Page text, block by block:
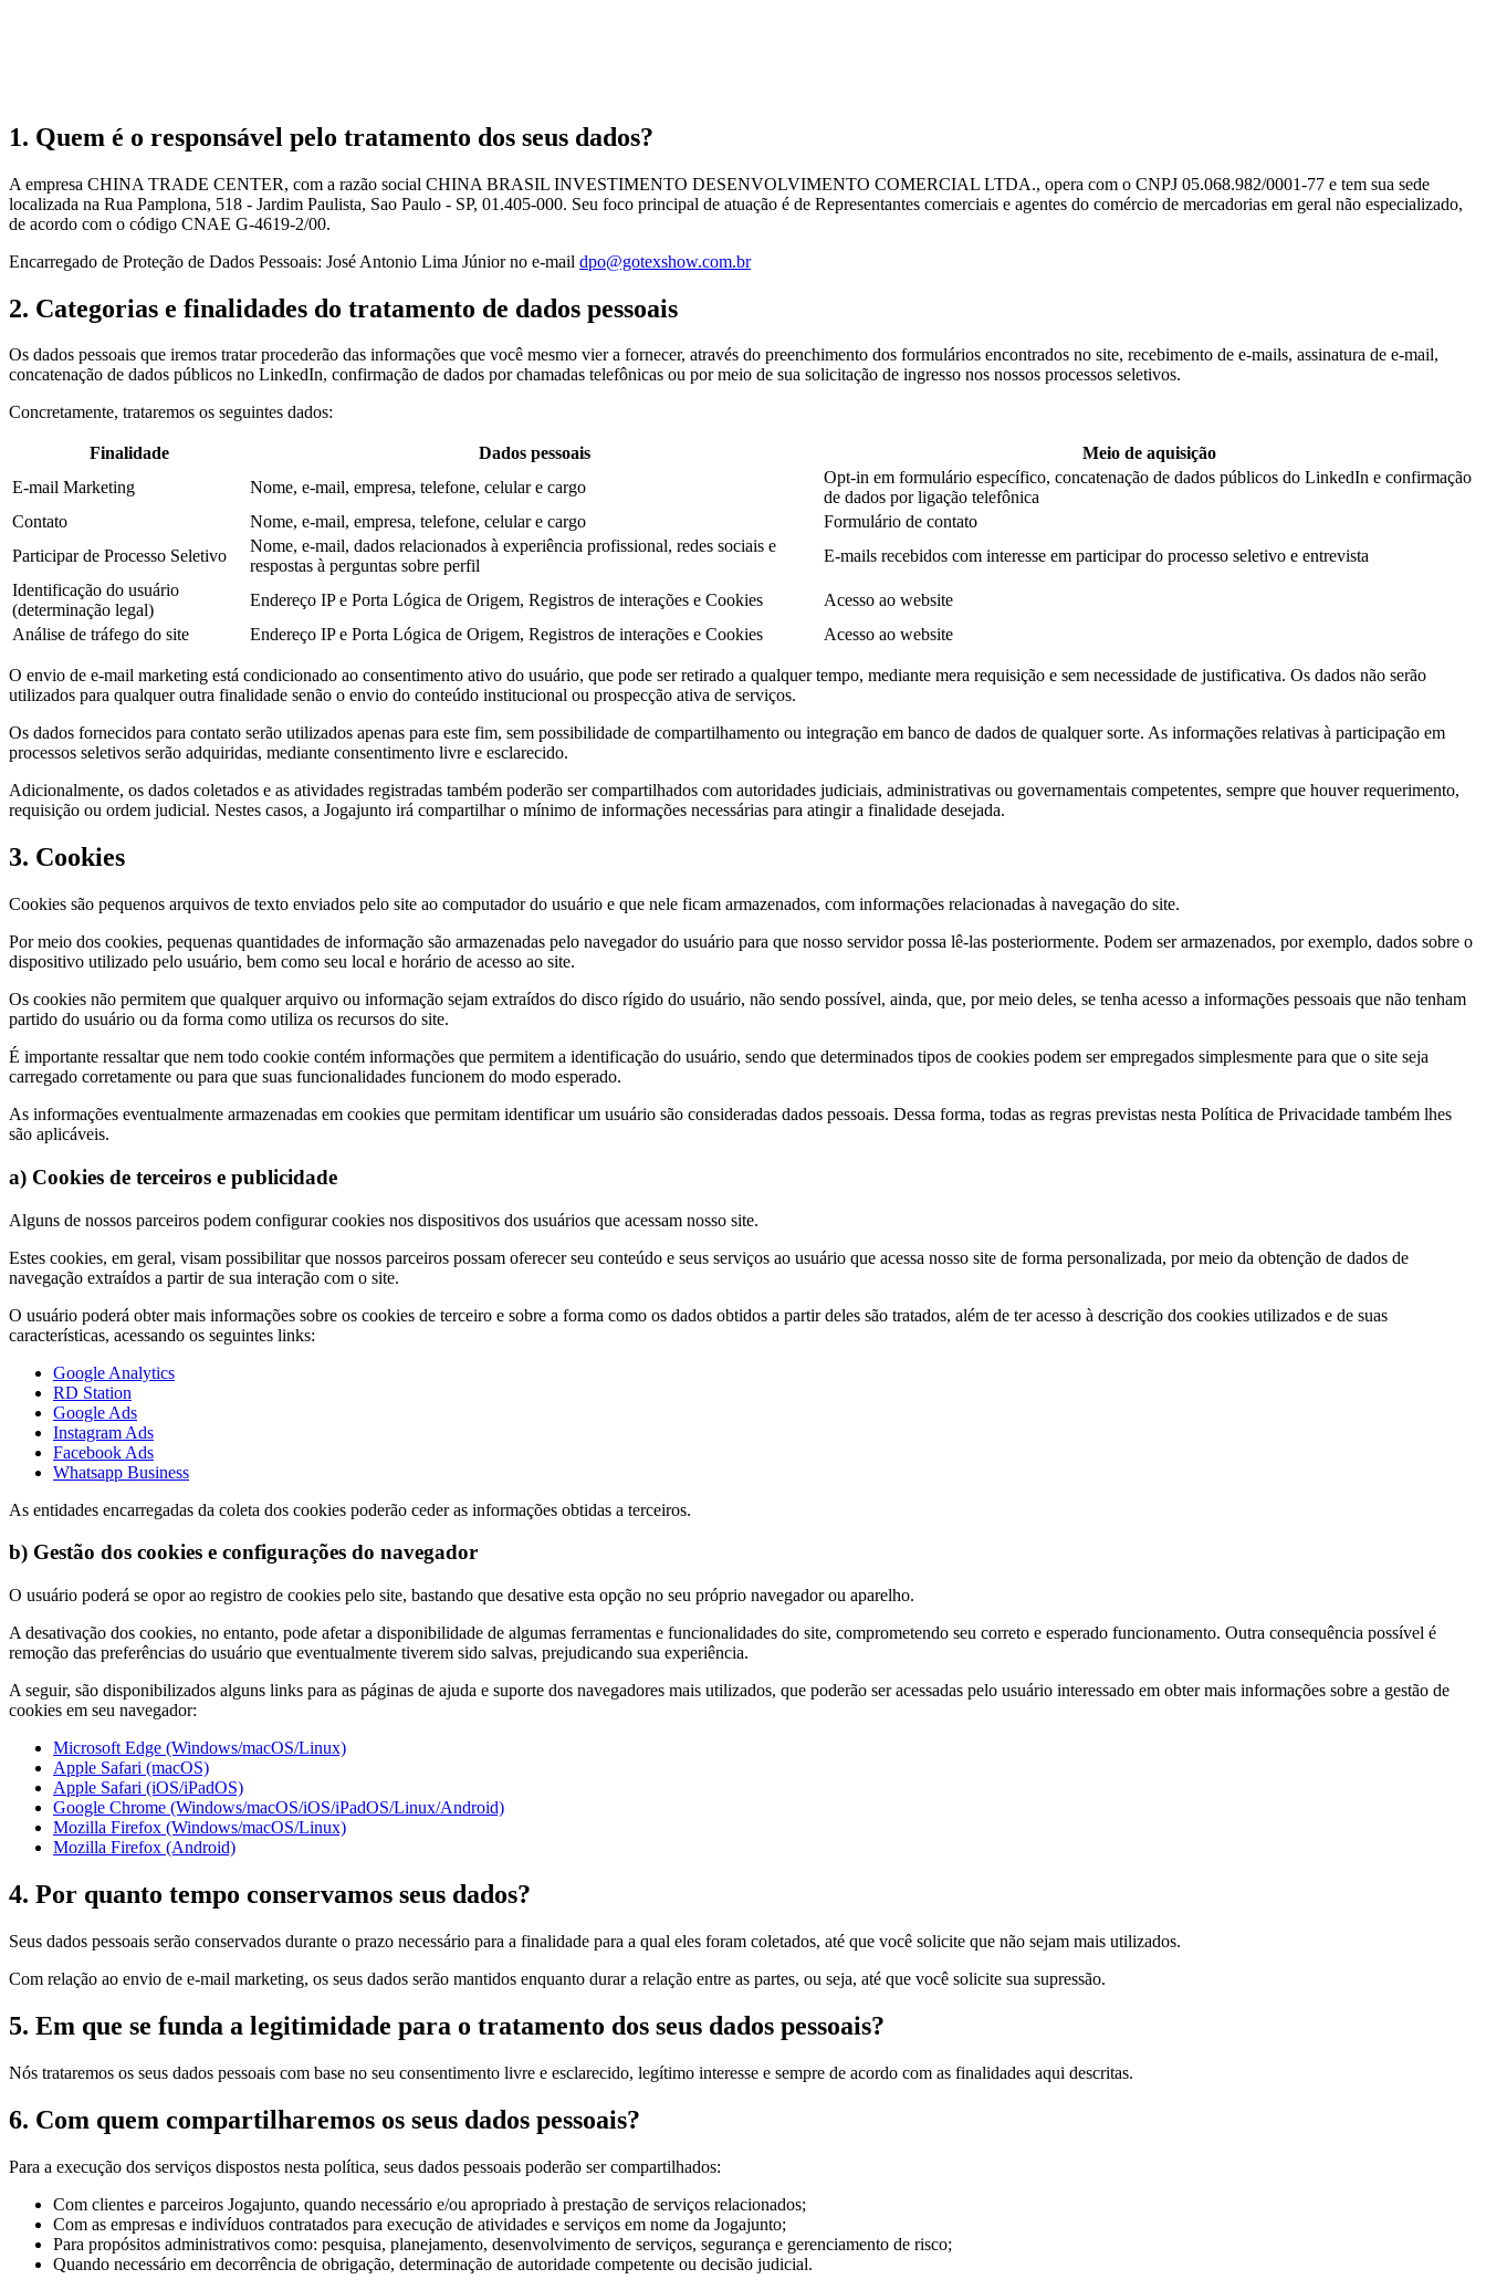
1. Quem é o responsável pelo tratamento dos seus dados?
A empresa CHINA TRADE CENTER, com a razão social CHINA BRASIL INVESTIMENTO DESENVOLVIMENTO COMERCIAL LTDA., opera com o CNPJ 05.068.982/0001-77 e tem sua sede
localizada na Rua Pamplona, 518 - Jardim Paulista, Sao Paulo - SP, 01.405-000. Seu foco principal de atuação é de Representantes comerciais e agentes do comércio de mercadorias em geral não especializado,
de acordo com o código CNAE G-4619-2/00.
Encarregado de Proteção de Dados Pessoais: José Antonio Lima Júnior no e-mail dpo@gotexshow.com.br
2. Categorias e finalidades do tratamento de dados pessoais
Os dados pessoais que iremos tratar procederão das informações que você mesmo vier a fornecer, através do preenchimento dos formulários encontrados no site, recebimento de e-mails, assinatura de e-mail,
concatenação de dados públicos no LinkedIn, confirmação de dados por chamadas telefônicas ou por meio de sua solicitação de ingresso nos nossos processos seletivos.
Concretamente, trataremos os seguintes dados:
Finalidade Dados pessoais
Meio de aquisição
E-mail Marketing
Nome, e-mail, empresa, telefone, celular e cargo
Opt-in em formulário específico, concatenação de dados públicos do LinkedIn e confirmação
de dados por ligação telefônica
Contato
Nome, e-mail, empresa, telefone, celular e cargo
Formulário de contato
Participar de Processo Seletivo
Nome, e-mail, dados relacionados à experiência profissional, redes sociais e
respostas à perguntas sobre perfil
E-mails recebidos com interesse em participar do processo seletivo e entrevista
Identificação do usuário
(determinação legal)
Endereço IP e Porta Lógica de Origem, Registros de interações e Cookies
Acesso ao website
Análise de tráfego do site
Endereço IP e Porta Lógica de Origem, Registros de interações e Cookies Acesso ao website
O envio de e-mail marketing está condicionado ao consentimento ativo do usuário, que pode ser retirado a qualquer tempo, mediante mera requisição e sem necessidade de justificativa. Os dados não serão
utilizados para qualquer outra finalidade senão o envio do conteúdo institucional ou prospecção ativa de serviços.
Os dados fornecidos para contato serão utilizados apenas para este fim, sem possibilidade de compartilhamento ou integração em banco de dados de qualquer sorte. As informações relativas à participação em
processos seletivos serão adquiridas, mediante consentimento livre e esclarecido.
Adicionalmente, os dados coletados e as atividades registradas também poderão ser compartilhados com autoridades judiciais, administrativas ou governamentais competentes, sempre que houver requerimento,
requisição ou ordem judicial. Nestes casos, a Jogajunto irá compartilhar o mínimo de informações necessárias para atingir a finalidade desejada.
3. Cookies
Cookies são pequenos arquivos de texto enviados pelo site ao computador do usuário e que nele ficam armazenados, com informações relacionadas à navegação do site.
Por meio dos cookies, pequenas quantidades de informação são armazenadas pelo navegador do usuário para que nosso servidor possa lê-las posteriormente. Podem ser armazenados, por exemplo, dados sobre o
dispositivo utilizado pelo usuário, bem como seu local e horário de acesso ao site.
Os cookies não permitem que qualquer arquivo ou informação sejam extraídos do disco rígido do usuário, não sendo possível, ainda, que, por meio deles, se tenha acesso a informações pessoais que não tenham
partido do usuário ou da forma como utiliza os recursos do site.
É importante ressaltar que nem todo cookie contém informações que permitem a identificação do usuário, sendo que determinados tipos de cookies podem ser empregados simplesmente para que o site seja
carregado corretamente ou para que suas funcionalidades funcionem do modo esperado.
As informações eventualmente armazenadas em cookies que permitam identificar um usuário são consideradas dados pessoais. Dessa forma, todas as regras previstas nesta Política de Privacidade também lhes
são aplicáveis.
a) Cookies de terceiros e publicidade
Alguns de nossos parceiros podem configurar cookies nos dispositivos dos usuários que acessam nosso site.
Estes cookies, em geral, visam possibilitar que nossos parceiros possam oferecer seu conteúdo e seus serviços ao usuário que acessa nosso site de forma personalizada, por meio da obtenção de dados de
navegação extraídos a partir de sua interação com o site.
O usuário poderá obter mais informações sobre os cookies de terceiro e sobre a forma como os dados obtidos a partir deles são tratados, além de ter acesso à descrição dos cookies utilizados e de suas
características, acessando os seguintes links:
Google Analytics
RD Station
Google Ads
Instagram Ads
Facebook Ads
Whatsapp Business
As entidades encarregadas da coleta dos cookies poderão ceder as informações obtidas a terceiros.
b) Gestão dos cookies e configurações do navegador
O usuário poderá se opor ao registro de cookies pelo site, bastando que desative esta opção no seu próprio navegador ou aparelho.
A desativação dos cookies, no entanto, pode afetar a disponibilidade de algumas ferramentas e funcionalidades do site, comprometendo seu correto e esperado funcionamento. Outra consequência possível é
remoção das preferências do usuário que eventualmente tiverem sido salvas, prejudicando sua experiência.
A seguir, são disponibilizados alguns links para as páginas de ajuda e suporte dos navegadores mais utilizados, que poderão ser acessadas pelo usuário interessado em obter mais informações sobre a gestão de
cookies em seu navegador:
Microsoft Edge (Windows/macOS/Linux)
Apple Safari (macOS)
Apple Safari (iOS/iPadOS)
Google Chrome (Windows/macOS/iOS/iPadOS/Linux/Android)
Mozilla Firefox (Windows/macOS/Linux)
Mozilla Firefox (Android)
4. Por quanto tempo conservamos seus dados?
Seus dados pessoais serão conservados durante o prazo necessário para a finalidade para a qual eles foram coletados, até que você solicite que não sejam mais utilizados.
Com relação ao envio de e-mail marketing, os seus dados serão mantidos enquanto durar a relação entre as partes, ou seja, até que você solicite sua supressão.
5. Em que se funda a legitimidade para o tratamento dos seus dados pessoais?
Nós trataremos os seus dados pessoais com base no seu consentimento livre e esclarecido, legítimo interesse e sempre de acordo com as finalidades aqui descritas.
6. Com quem compartilharemos os seus dados pessoais?
Para a execução dos serviços dispostos nesta política, seus dados pessoais poderão ser compartilhados:
Com clientes e parceiros Jogajunto, quando necessário e/ou apropriado à prestação de serviços relacionados;
Com as empresas e indivíduos contratados para execução de atividades e serviços em nome da Jogajunto;
Para propósitos administrativos como: pesquisa, planejamento, desenvolvimento de serviços, segurança e gerenciamento de risco;
Quando necessário em decorrência de obrigação, determinação de autoridade competente ou decisão judicial.